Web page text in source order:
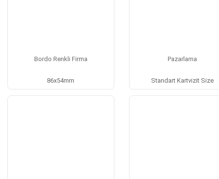
Bordo Renkli Firma
86x54mm
Pazarlama
Standart Kartvizit Size